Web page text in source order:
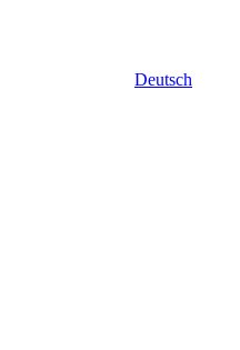
Deutsch